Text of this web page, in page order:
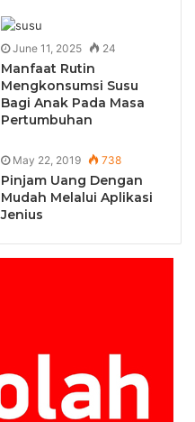
June 11, 2025 24
Manfaat Rutin
Mengkonsumsi Susu
Bagi Anak Pada Masa
Pertumbuhan
May 22, 2019 738
Pinjam Uang Dengan
Mudah Melalui Aplikasi
Jenius